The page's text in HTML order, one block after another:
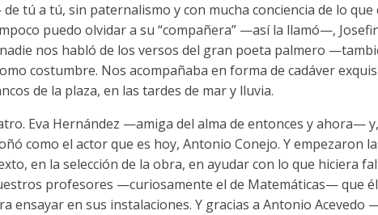
tú a tú, sin paternalismo y con mucha conciencia de lo que
puedo olvidar a su “compañera” —así la llamó—,
nos habló de los versos del gran poeta palmero
costumbre. Nos acompañaba en forma de cadáver
de la plaza, en las tardes de mar y lluvia.
Eva Hernández —amiga del alma de entonces y ahora—
como el actor que es hoy, Antonio Conejo. Y empezaron
en la selección de la obra, en ayudar con lo que hiciera
profesores —curiosamente el de Matemáticas— que
ensayar en sus instalaciones. Y gracias a Antonio Acevedo